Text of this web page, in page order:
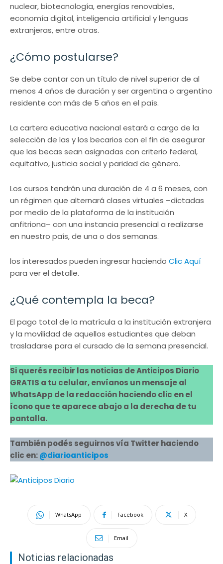
nuclear, biotecnología, energías renovables,
economía digital, inteligencia artificial y lenguas
extranjeras, entre otras.
¿Cómo postularse?
Se debe contar con un título de nivel superior de al
menos 4 años de duración y ser argentina o argentino
residente con más de 5 años en el país.
La cartera educativa nacional estará a cargo de la
selección de las y los becarios con el fin de asegurar
que las becas sean asignadas con criterio federal,
equitativo, justicia social y paridad de género.
Los cursos tendrán una duración de 4 a 6 meses, con
un régimen que alternará clases virtuales –dictadas
por medio de la plataforma de la institución
anfitriona– con una instancia presencial a realizarse
en nuestro país, de una o dos semanas.
los interesados pueden ingresar haciendo Clic Aquí
para ver el detalle.
¿Qué contempla la beca?
El pago total de la matrícula a la institución extranjera
y la movilidad de aquellos estudiantes que deban
trasladarse para el cursado de la semana presencial.
Si querés recibir las noticias de Anticipos Diario
GRATIS a tu celular, envíanos un mensaje al
WhatsApp de la redacción haciendo clic en el
ícono que te aparece abajo a la derecha de tu
pantalla.
También podés seguirnos vía Twitter haciendo
clic en:@diarioanticipos
WhatsApp Facebook X
Email
Noticias relacionadas